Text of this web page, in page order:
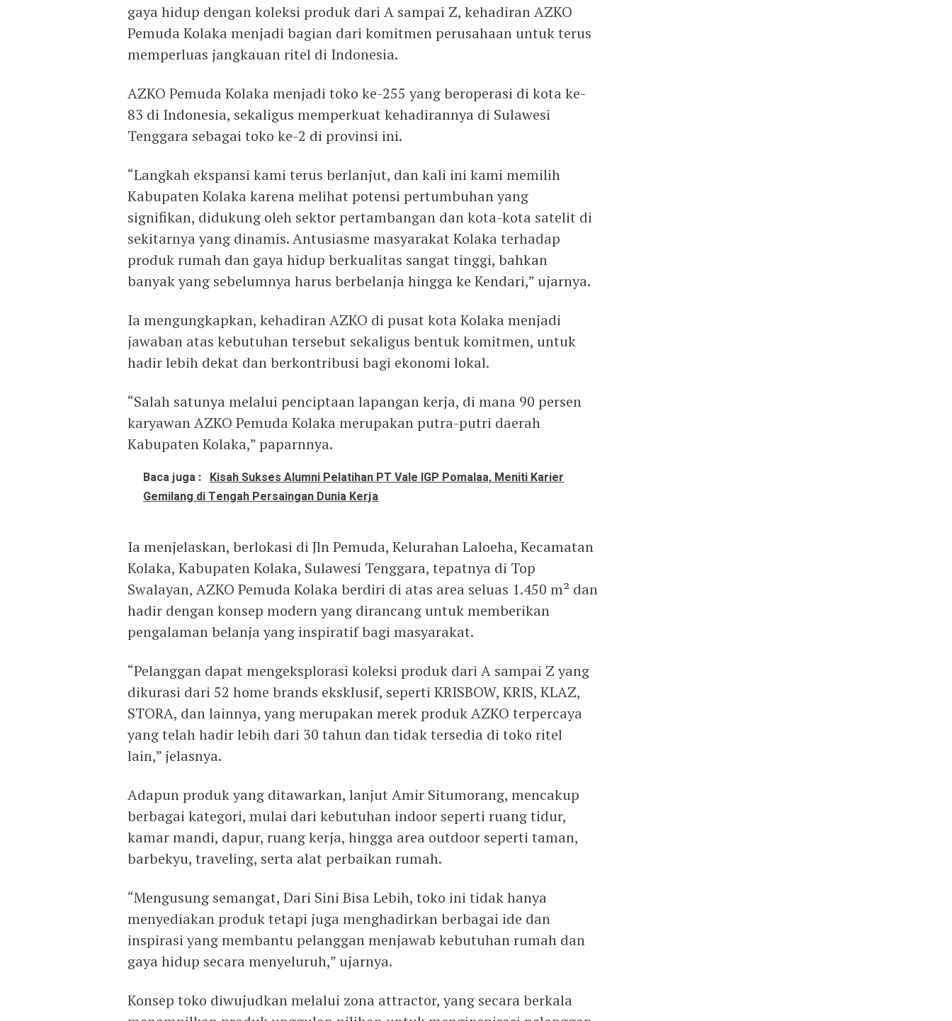
gaya hidup dengan koleksi produk dari A sampai Z, kehadiran AZKO
Pemuda Kolaka menjadi bagian dari komitmen perusahaan untuk terus
memperluas jangkauan ritel di Indonesia.
AZKO Pemuda Kolaka menjadi toko ke-255 yang beroperasi di kota ke-
83 di Indonesia, sekaligus memperkuat kehadirannya di Sulawesi
Tenggara sebagai toko ke-2 di provinsi ini.
“Langkah ekspansi kami terus berlanjut, dan kali ini kami memilih
Kabupaten Kolaka karena melihat potensi pertumbuhan yang
signifikan, didukung oleh sektor pertambangan dan kota-kota satelit di
sekitarnya yang dinamis. Antusiasme masyarakat Kolaka terhadap
produk rumah dan gaya hidup berkualitas sangat tinggi, bahkan
banyak yang sebelumnya harus berbelanja hingga ke Kendari,” ujarnya.
Ia mengungkapkan, kehadiran AZKO di pusat kota Kolaka menjadi
jawaban atas kebutuhan tersebut sekaligus bentuk komitmen, untuk
hadir lebih dekat dan berkontribusi bagi ekonomi lokal.
“Salah satunya melalui penciptaan lapangan kerja, di mana 90 persen
karyawan AZKO Pemuda Kolaka merupakan putra-putri daerah
Kabupaten Kolaka,” paparnnya.
Baca juga : Kisah Sukses Alumni Pelatihan PT Vale IGP Pomalaa, Meniti Karier
Gemilang di Tengah Persaingan Dunia Kerja
Ia menjelaskan, berlokasi di Jln Pemuda, Kelurahan Laloeha, Kecamatan
Kolaka, Kabupaten Kolaka, Sulawesi Tenggara, tepatnya di Top
Swalayan, AZKO Pemuda Kolaka berdiri di atas area seluas 1.450 m² dan
hadir dengan konsep modern yang dirancang untuk memberikan
pengalaman belanja yang inspiratif bagi masyarakat.
“Pelanggan dapat mengeksplorasi koleksi produk dari A sampai Z yang
dikurasi dari 52 home brands eksklusif, seperti KRISBOW, KRIS, KLAZ,
STORA, dan lainnya, yang merupakan merek produk AZKO terpercaya
yang telah hadir lebih dari 30 tahun dan tidak tersedia di toko ritel
lain,” jelasnya.
Adapun produk yang ditawarkan, lanjut Amir Situmorang, mencakup
berbagai kategori, mulai dari kebutuhan indoor seperti ruang tidur,
kamar mandi, dapur, ruang kerja, hingga area outdoor seperti taman,
barbekyu, traveling, serta alat perbaikan rumah.
“Mengusung semangat, Dari Sini Bisa Lebih, toko ini tidak hanya
menyediakan produk tetapi juga menghadirkan berbagai ide dan
inspirasi yang membantu pelanggan menjawab kebutuhan rumah dan
gaya hidup secara menyeluruh,” ujarnya.
Konsep toko diwujudkan melalui zona attractor, yang secara berkala